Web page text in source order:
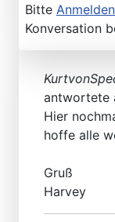
Bitte Anmelden
Konversation
antwortete
Hier
hoffe alle
Gruß
Harvey